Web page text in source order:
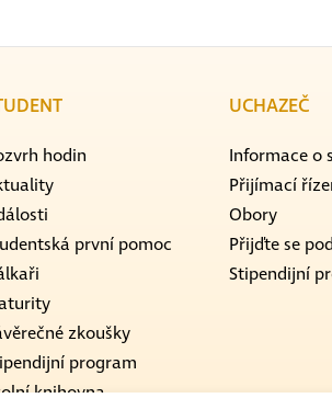
hodin
první pomoc
zkoušky
program
knihovna
UCHAZEČ
Informace o
Přijímací
Obory
Přijďte se
Stipendijní